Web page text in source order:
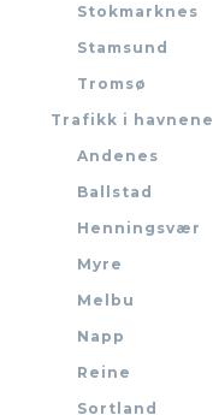
Stokmarknes
Stamsund
Tromsø
Trafikk i havnene
Andenes
Ballstad
Henningsvær
Myre
Melbu
Napp
Reine
Sortland